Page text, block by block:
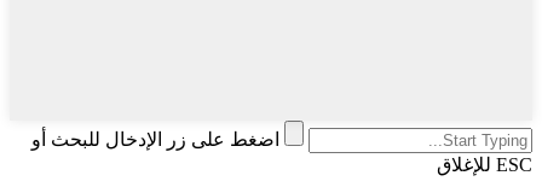
اضغط على زر الإدخال للبحث أو
ESC للإغلاق